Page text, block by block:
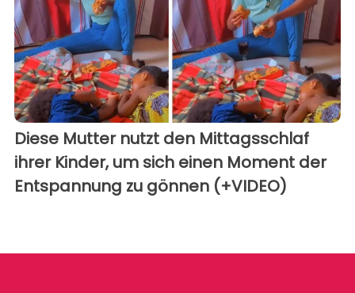
Diese Mutter nutzt den Mittagsschlaf
ihrer Kinder, um sich einen Moment der
Entspannung zu gönnen (+VIDEO)